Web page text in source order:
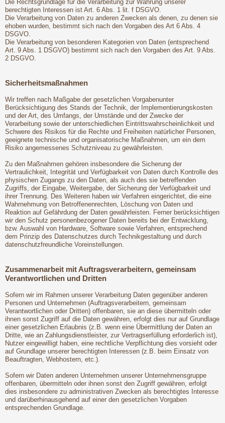
Die Rechtsgrundlage für die Verarbeitung zur Wahrung unserer
berechtigten Interessen ist Art. 6 Abs. 1 lit. f DSGVO.
Die Verarbeitung von Daten zu anderen Zwecken als denen, zu denen sie
ehoben wurden, bestimmt sich nach den Vorgaben des Art 6 Abs. 4
DSGVO.
Die Verarbeitung von besonderen Kategorien von Daten (entsprechend
Art. 9 Abs. 1 DSGVO) bestimmt sich nach den Vorgaben des Art. 9 Abs.
2 DSGVO.
Sicherheitsmaßnahmen
Wir treffen nach Maßgabe der gesetzlichen Vorgabenunter
Berücksichtigung des Stands der Technik, der Implementierungskosten
und der Art, des Umfangs, der Umstände und der Zwecke der
Verarbeitung sowie der unterschiedlichen Eintrittswahrscheinlichkeit und
Schwere des Risikos für die Rechte und Freiheiten natürlicher Personen,
geeignete technische und organisatorische Maßnahmen, um ein dem
Risiko angemessenes Schutzniveau zu gewährleisten.
Zu den Maßnahmen gehören insbesondere die Sicherung der
Vertraulichkeit, Integrität und Verfügbarkeit von Daten durch Kontrolle des
physischen Zugangs zu den Daten, als auch des sie betreffenden
Zugriffs, der Eingabe, Weitergabe, der Sicherung der Verfügbarkeit und
ihrer Trennung. Des Weiteren haben wir Verfahren eingerichtet, die eine
Wahrnehmung von Betroffenenrechten, Löschung von Daten und
Reaktion auf Gefährdung der Daten gewährleisten. Ferner berücksichtigen
wir den Schutz personenbezogener Daten bereits bei der Entwicklung,
bzw. Auswahl von Hardware, Software sowie Verfahren, entsprechend
dem Prinzip des Datenschutzes durch Technikgestaltung und durch
datenschutzfreundliche Voreinstellungen.
Zusammenarbeit mit Auftragsverarbeitern, gemeinsam
Verantwortlichen und Dritten
Sofern wir im Rahmen unserer Verarbeitung Daten gegenüber anderen
Personen und Unternehmen (Auftragsverarbeitern, gemeinsam
Verantwortlichen oder Dritten) offenbaren, sie an diese übermitteln oder
ihnen sonst Zugriff auf die Daten gewähren, erfolgt dies nur auf Grundlage
einer gesetzlichen Erlaubnis (z.B. wenn eine Übermittlung der Daten an
Dritte, wie an Zahlungsdienstleister, zur Vertragserfüllung erforderlich ist),
Nutzer eingewilligt haben, eine rechtliche Verpflichtung dies vorsieht oder
auf Grundlage unserer berechtigten Interessen (z.B. beim Einsatz von
Beauftragten, Webhostern, etc.).
Sofern wir Daten anderen Unternehmen unserer Unternehmensgruppe
offenbaren, übermitteln oder ihnen sonst den Zugriff gewähren, erfolgt
dies insbesondere zu administrativen Zwecken als berechtigtes Interesse
und darüberhinausgehend auf einer den gesetzlichen Vorgaben
entsprechenden Grundlage.